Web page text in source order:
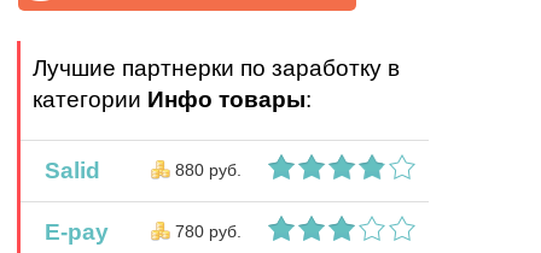
Лучшие партнерки по заработку в
категории Инфо товары:
Salid 880 руб.
E-pay 780 руб.